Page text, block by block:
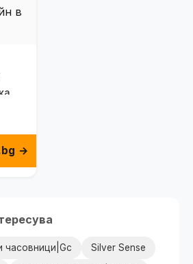
→
часовници|Gc Silver Sense